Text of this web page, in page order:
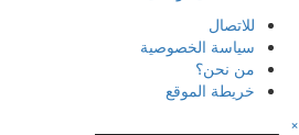
للاتصال
سياسة الخصوصية
من نحن؟
خريطة الموقع
×